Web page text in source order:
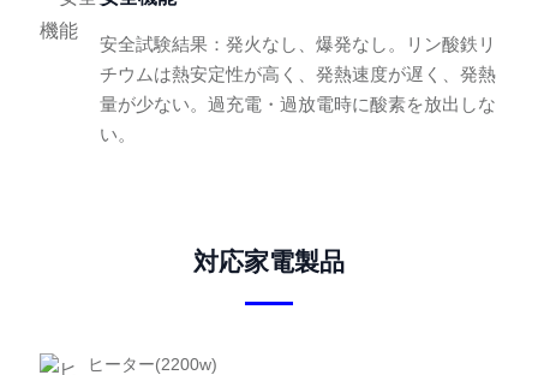
安全試験結果：発火なし、爆発なし。リン酸鉄リ
チウムは熱安定性が高く、発熱速度が遅く、発熱
量が少ない。過充電・過放電時に酸素を放出しな
い。
対応家電製品
ヒーター(2200w)